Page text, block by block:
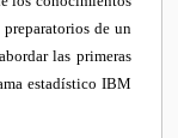
de un
las primeras
estadístico IBM